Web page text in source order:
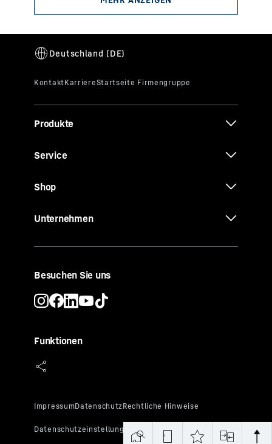
Produkte
Service
Shop
Unternehmen
Besuchen Sie uns
Funktionen